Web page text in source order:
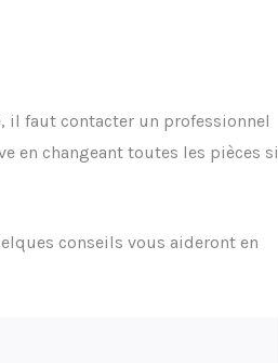
il faut contacter un professionnel
en changeant toutes les pièces si
conseils vous aideront en